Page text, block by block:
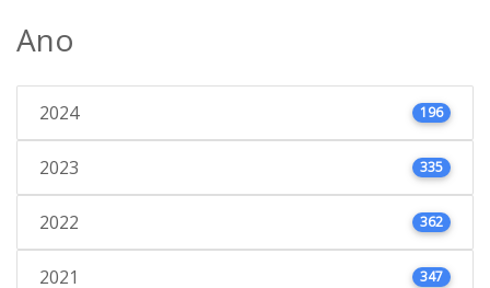
Ano
2024 196
2023 335
2022 362
2021 347